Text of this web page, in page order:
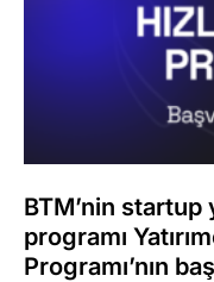
BTM’nin startup
programı
Programı’nın